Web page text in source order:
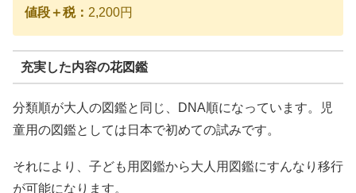
値段＋税： 2,200円
充実した内容の花図鑑
分類順が大人の図鑑と同じ、DNA順になっています。児
童用の図鑑としては日本で初めての試みです。
それにより、子ども用図鑑から大人用図鑑にすんなり移行
が可能になります。